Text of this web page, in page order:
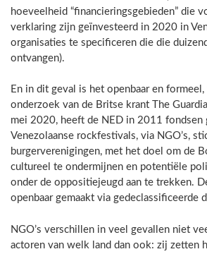
hoeveelheid “financieringsgebieden” die
verklaring zijn geïnvesteerd in 2020 in
organisaties te specificeren die die
ontvangen).
En in dit geval is het openbaar en
onderzoek van de Britse krant The
mei 2020, heeft de NED in 2011 fondsen
Venezolaanse rockfestivals, via NGO’s,
burgerverenigingen, met het doel om de
cultureel te ondermijnen en potentiële
onder de oppositiejeugd aan te trekken.
openbaar gemaakt via gedeclassificeerde
NGO’s verschillen in veel gevallen niet
actoren van welk land dan ook: zij zetten